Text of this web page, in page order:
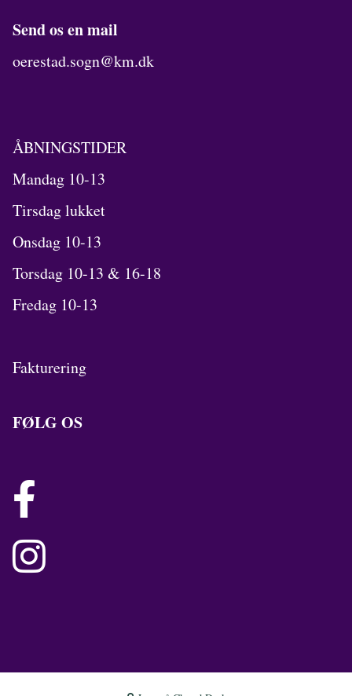
Send os en mail
oerestad.sogn@km.dk
ÅBNINGSTIDER
Mandag 10-13
Tirsdag lukket
Onsdag 10-13
Torsdag 10-13 & 16-18
Fredag 10-13
Fakturering
FØLG OS

